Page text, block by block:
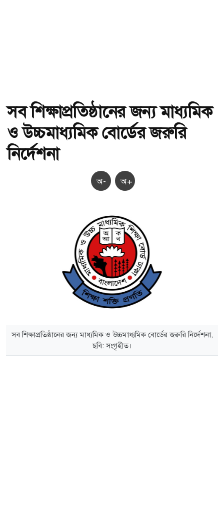
সব শিক্ষাপ্রতিষ্ঠানের জন্য মাধ্যমিক
ও উচ্চমাধ্যমিক বোর্ডের জরুরি
নির্দেশনা
অ- অ+
সব শিক্ষাপ্রতিষ্ঠানের জন্য মাধ্যমিক ও উচ্চমাধ্যমিক বোর্ডের জরুরি নির্দেশনা,
ছবি: সংগৃহীত।